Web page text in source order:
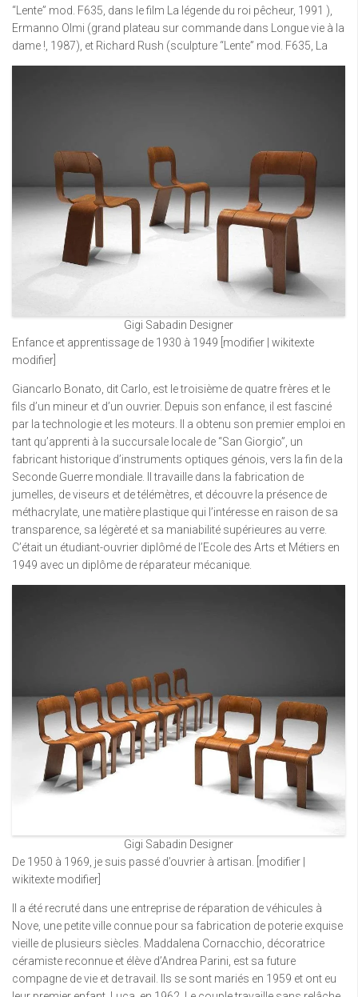
“Lente” mod. F635, dans le film La légende du roi pêcheur, 1991 ),
Ermanno Olmi (grand plateau sur commande dans Longue vie à la
dame !, 1987), et Richard Rush (sculpture “Lente” mod. F635, La
Gigi Sabadin Designer
Enfance et apprentissage de 1930 à 1949 [modifier | wikitexte
modifier]
Giancarlo Bonato, dit Carlo, est le troisième de quatre frères et le
fils d’un mineur et d’un ouvrier. Depuis son enfance, il est fasciné
par la technologie et les moteurs. Il a obtenu son premier emploi en
tant qu’apprenti à la succursale locale de “San Giorgio”, un
fabricant historique d’instruments optiques génois, vers la fin de la
Seconde Guerre mondiale. Il travaille dans la fabrication de
jumelles, de viseurs et de télémètres, et découvre la présence de
méthacrylate, une matière plastique qui l’intéresse en raison de sa
transparence, sa légèreté et sa maniabilité supérieures au verre.
C’était un étudiant-ouvrier diplômé de l’Ecole des Arts et Métiers en
1949 avec un diplôme de réparateur mécanique.
Gigi Sabadin Designer
De 1950 à 1969, je suis passé d’ouvrier à artisan. [modifier |
wikitexte modifier]
Il a été recruté dans une entreprise de réparation de véhicules à
Nove, une petite ville connue pour sa fabrication de poterie exquise
vieille de plusieurs siècles. Maddalena Cornacchio, décoratrice
céramiste reconnue et élève d’Andrea Parini, est sa future
compagne de vie et de travail. Ils se sont mariés en 1959 et ont eu